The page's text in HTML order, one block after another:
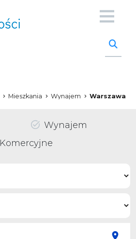
Mieszkania Wynajem Warszawa
Wynajem
Komercyjne